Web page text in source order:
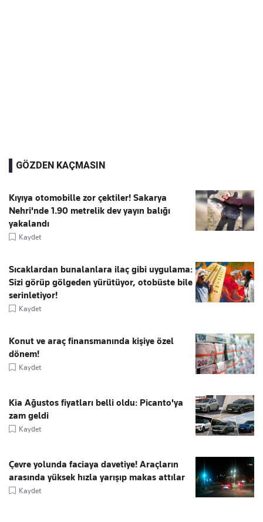
GÖZDEN KAÇMASIN
Kıyıya otomobille zor çektiler! Sakarya
Nehri'nde 1.90 metrelik dev yayın balığı
yakalandı
Kaydet
Sıcaklardan bunalanlara ilaç gibi uygulama:
Sizi görüp gölgeden yürütüyor, otobüste bile
serinletiyor!
Kaydet
Konut ve araç finansmanında kişiye özel
dönem!
Kaydet
Kia Ağustos fiyatları belli oldu: Picanto'ya
zam geldi
Kaydet
Çevre yolunda faciaya davetiye! Araçların
arasında yüksek hızla yarışıp makas attılar
Kaydet